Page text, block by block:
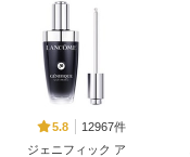
5.8
12967件
ジェニフィック ア